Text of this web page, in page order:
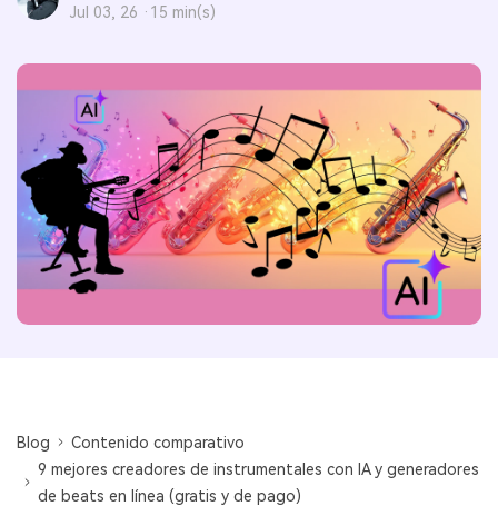
Jul 03, 26 · 15 min(s)
Blog
Contenido comparativo
9 mejores creadores de instrumentales con IA y generadores
de beats en línea (gratis y de pago)